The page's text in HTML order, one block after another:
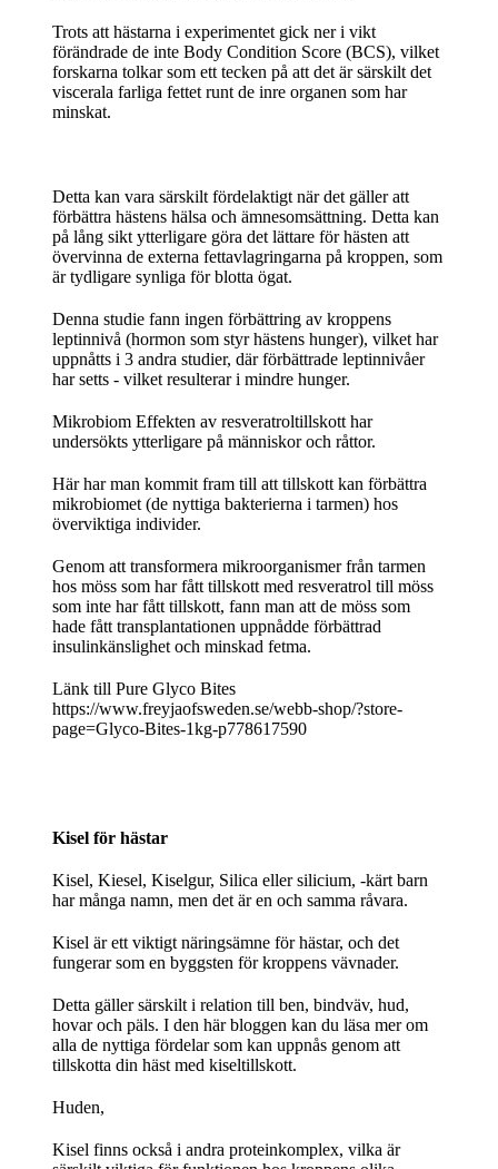
Trots att hästarna i experimentet gick ner i vikt
förändrade de inte Body Condition Score (BCS), vilket
forskarna tolkar som ett tecken på att det är särskilt det
viscerala farliga fettet runt de inre organen som har
minskat.
Detta kan vara särskilt fördelaktigt när det gäller att
förbättra hästens hälsa och ämnesomsättning. Detta kan
på lång sikt ytterligare göra det lättare för hästen att
övervinna de externa fettavlagringarna på kroppen, som
är tydligare synliga för blotta ögat.
Denna studie fann ingen förbättring av kroppens
leptinnivå (hormon som styr hästens hunger), vilket har
uppnåtts i 3 andra studier, där förbättrade leptinnivåer
har setts - vilket resulterar i mindre hunger.
Mikrobiom Effekten av resveratroltillskott har
undersökts ytterligare på människor och råttor.
Här har man kommit fram till att tillskott kan förbättra
mikrobiomet (de nyttiga bakterierna i tarmen) hos
överviktiga individer.
Genom att transformera mikroorganismer från tarmen
hos möss som har fått tillskott med resveratrol till möss
som inte har fått tillskott, fann man att de möss som
hade fått transplantationen uppnådde förbättrad
insulinkänslighet och minskad fetma.
Länk till Pure Glyco Bites
https://www.freyjaofsweden.se/webb-shop/?store-
page=Glyco-Bites-1kg-p778617590
Kisel för hästar
Kisel, Kiesel, Kiselgur, Silica eller silicium, -kärt barn
har många namn, men det är en och samma råvara.
Kisel är ett viktigt näringsämne för hästar, och det
fungerar som en byggsten för kroppens vävnader.
Detta gäller särskilt i relation till ben, bindväv, hud,
hovar och päls. I den här bloggen kan du läsa mer om
alla de nyttiga fördelar som kan uppnås genom att
tillskotta din häst med kiseltillskott.
Huden,
Kisel finns också i andra proteinkomplex, vilka är